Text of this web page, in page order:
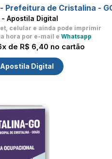
Prefeitura de Cristalina -
Apostila Digital
celular e ainda pode imprimir
hora por e-mail e Whatsapp
de R$ 6,40 no cartão
Digital